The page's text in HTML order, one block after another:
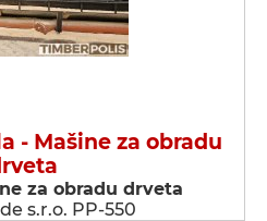
- Мašine za obradu
za obradu drveta
s.r.o. PP-550